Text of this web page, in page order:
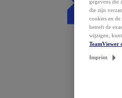
gegevens die
die zijn
cookies en
betreft de
wijzigen, kunt
TeamViewer
Imprint